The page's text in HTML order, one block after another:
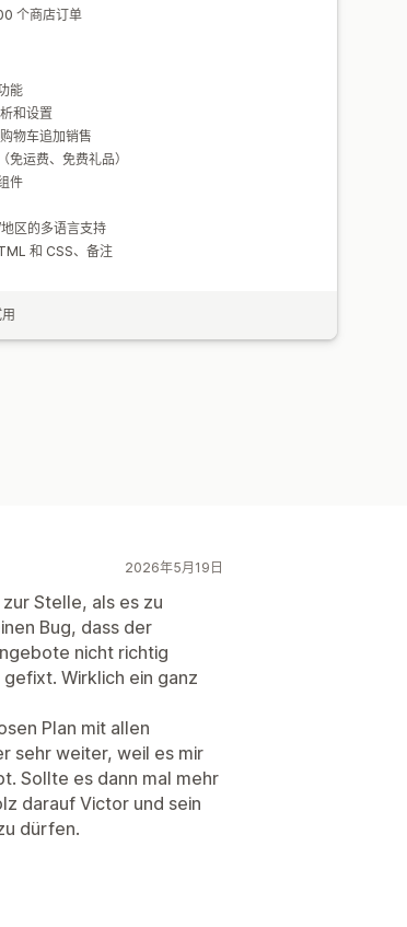
个商店订单
能
和设置
物车追加销售
免运费、免费礼品）
件
区的多语言支持
和 CSS、备注
2026年5月19日
Stelle, als es zu
Bug, dass der
nicht richtig
Wirklich ein ganz
Plan mit allen
sehr weiter, weil es mir
Sollte es dann mal mehr
darauf Victor und sein
dürfen.